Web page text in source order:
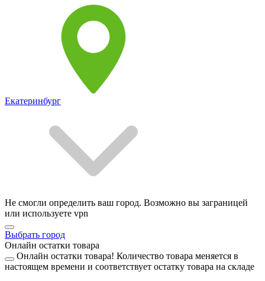
Екатеринбург
Не смогли определить ваш город. Возможно вы заграницей
или используете vpn
Выбрать город
Онлайн остатки товара
Онлайн остатки товара! Количество товара меняется в
настоящем времени и соответствует остатку товара на складе